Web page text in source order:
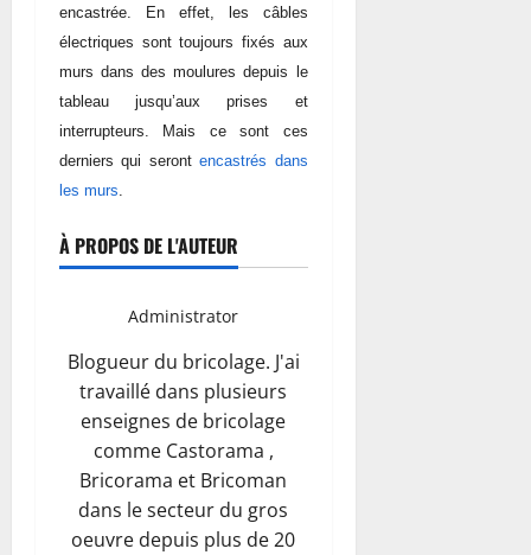
encastrée. En effet, les câbles
électriques sont toujours fixés aux
murs dans des moulures depuis le
tableau jusqu’aux prises et
interrupteurs. Mais ce sont ces
derniers qui serontencastrés dans
les murs.
À PROPOS DE L'AUTEUR
Administrator
Blogueur du bricolage. J'ai
travaillé dans plusieurs
enseignes de bricolage
comme Castorama ,
Bricorama et Bricoman
dans le secteur du gros
oeuvre depuis plus de 20